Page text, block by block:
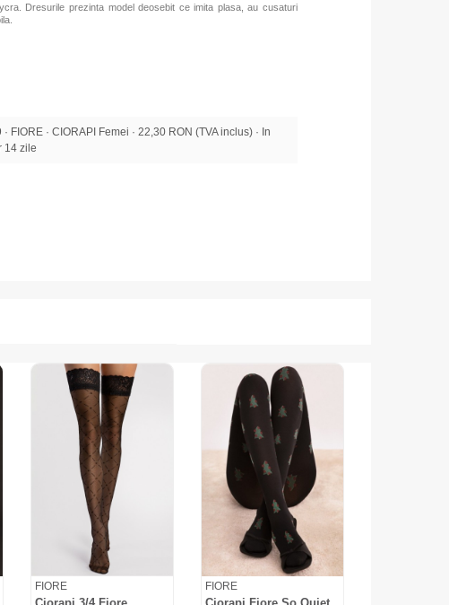
Dresurile prezinta model deosebit ce imita plasa, au cusaturi
FIORE · CIORAPI Femei · 22,30 RON (TVA inclus) · In
14 zile
FIORE FIORE